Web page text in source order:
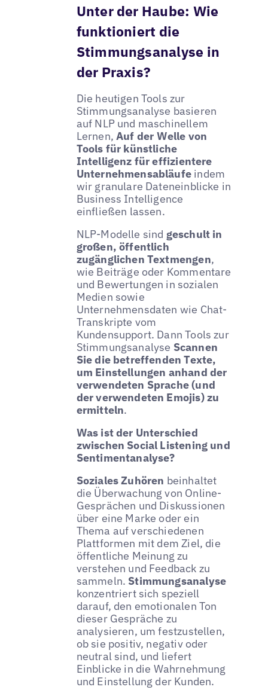
Unter der Haube: Wie
funktioniert die
Stimmungsanalyse in
der Praxis?
Die heutigen Tools zur
Stimmungsanalyse basieren
auf NLP und maschinellem
Lernen,Auf der Welle von
Tools für künstliche
Intelligenz für effizientere
Unternehmensabläufe indem
wir granulare Dateneinblicke in
Business Intelligence
einfließen lassen.
NLP-Modelle sind geschult in
großen, öffentlich
zugänglichen Textmengen,
wie Beiträge oder Kommentare
und Bewertungen in sozialen
Medien sowie
Unternehmensdaten wie Chat-
Transkripte vom
Kundensupport. Dann Tools zur
Stimmungsanalyse Scannen
Sie die betreffenden Texte,
um Einstellungen anhand der
verwendeten Sprache (und
der verwendeten Emojis) zu
ermitteln.
Was ist der Unterschied
zwischen Social Listening und
Sentimentanalyse?
Soziales Zuhören beinhaltet
die Überwachung von Online-
Gesprächen und Diskussionen
über eine Marke oder ein
Thema auf verschiedenen
Plattformen mit dem Ziel, die
öffentliche Meinung zu
verstehen und Feedback zu
sammeln. Stimmungsanalyse
konzentriert sich speziell
darauf, den emotionalen Ton
dieser Gespräche zu
analysieren, um festzustellen,
ob sie positiv, negativ oder
neutral sind, und liefert
Einblicke in die Wahrnehmung
und Einstellung der Kunden.